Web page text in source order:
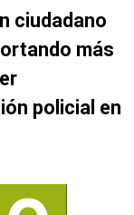
ciudadano
más
policial en